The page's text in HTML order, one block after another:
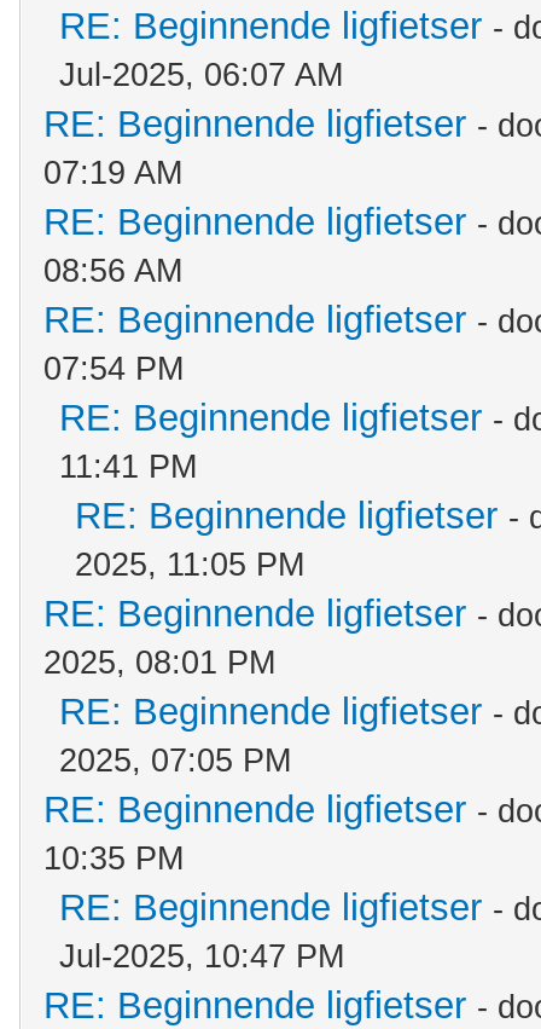
RE: Beginnende ligfietser -
Jul-2025, 06:07 AM
RE: Beginnende ligfietser -
07:19 AM
RE: Beginnende ligfietser -
08:56 AM
RE: Beginnende ligfietser -
07:54 PM
RE: Beginnende ligfietser -
11:41 PM
RE: Beginnende ligfietser -
2025, 11:05 PM
RE: Beginnende ligfietser -
2025, 08:01 PM
RE: Beginnende ligfietser -
2025, 07:05 PM
RE: Beginnende ligfietser -
10:35 PM
RE: Beginnende ligfietser -
Jul-2025, 10:47 PM
RE: Beginnende ligfietser -